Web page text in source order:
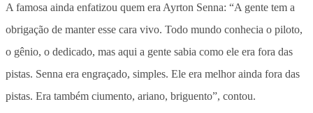
A famosa ainda enfatizou quem era Ayrton Senna: “A gente tem a
obrigação de manter esse cara vivo. Todo mundo conhecia o piloto,
o gênio, o dedicado, mas aqui a gente sabia como ele era fora das
pistas. Senna era engraçado, simples. Ele era melhor ainda fora das
pistas. Era também ciumento, ariano, briguento”, contou.